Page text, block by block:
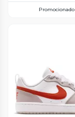
Promocionado